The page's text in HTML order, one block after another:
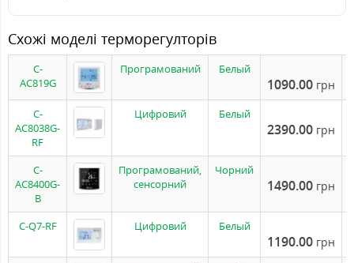
Схожі моделі терморегулторів
C-
AC819G
Програмований Белый
1090.00 грн
C-
AC8038G-
RF
Цифровий Белый
2390.00 грн
C-
AC8400G-
B
Програмований,
сенсорний
Чорний
1490.00 грн
C-Q7-RF Цифровий Белый
1190.00 грн